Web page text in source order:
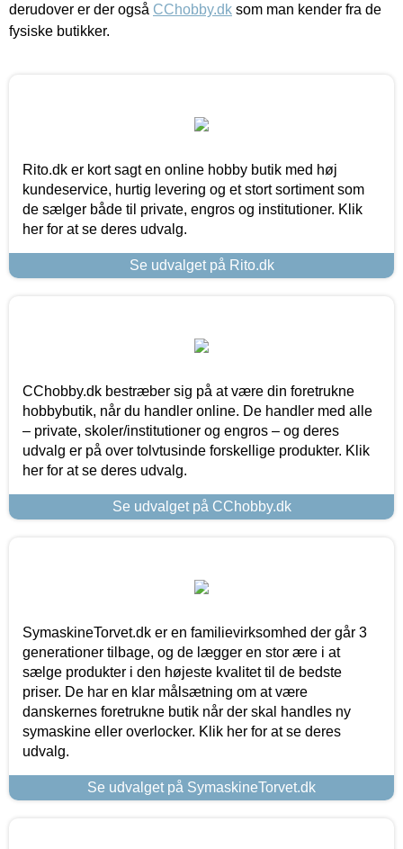
derudover er der også CChobby.dk som man kender fra de
fysiske butikker.
Rito.dk er kort sagt en online hobby butik med høj
kundeservice, hurtig levering og et stort sortiment som
de sælger både til private, engros og institutioner. Klik
her for at se deres udvalg.
Se udvalget på Rito.dk
CChobby.dk bestræber sig på at være din foretrukne
hobbybutik, når du handler online. De handler med alle
– private, skoler/institutioner og engros – og deres
udvalg er på over tolvtusinde forskellige produkter. Klik
her for at se deres udvalg.
Se udvalget på CChobby.dk
SymaskineTorvet.dk er en familievirksomhed der går 3
generationer tilbage, og de lægger en stor ære i at
sælge produkter i den højeste kvalitet til de bedste
priser. De har en klar målsætning om at være
danskernes foretrukne butik når der skal handles ny
symaskine eller overlocker. Klik her for at se deres
udvalg.
Se udvalget på SymaskineTorvet.dk